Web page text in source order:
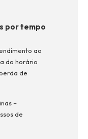
por tempo
ao
do horário
de
–
de